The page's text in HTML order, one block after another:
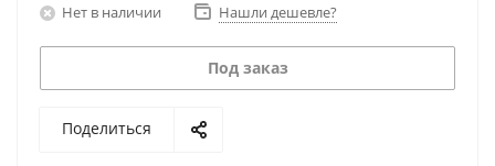
Нет в наличии Нашли дешевле?
Под заказ
Поделиться